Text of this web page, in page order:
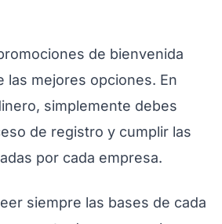
de bienvenida
las mejores opciones. En
simplemente debes
de registro y cumplir las
por cada empresa.
siempre las bases de cada